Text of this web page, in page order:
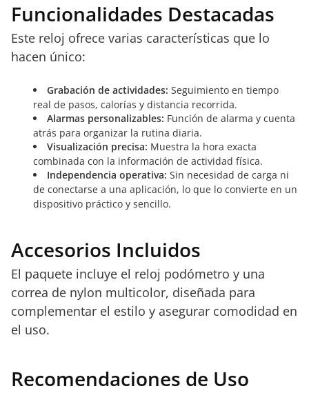
Funcionalidades Destacadas
Este reloj ofrece varias características que lo
hacen único:
Grabación de actividades: Seguimiento en tiempo
real de pasos, calorías y distancia recorrida.
Alarmas personalizables: Función de alarma y cuenta
atrás para organizar la rutina diaria.
Visualización precisa: Muestra la hora exacta
combinada con la información de actividad física.
Independencia operativa: Sin necesidad de carga ni
de conectarse a una aplicación, lo que lo convierte en un
dispositivo práctico y sencillo.
Accesorios Incluidos
El paquete incluye el reloj podómetro y una
correa de nylon multicolor, diseñada para
complementar el estilo y asegurar comodidad en
el uso.
Recomendaciones de Uso